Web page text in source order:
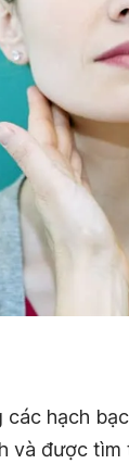
hạch
và được